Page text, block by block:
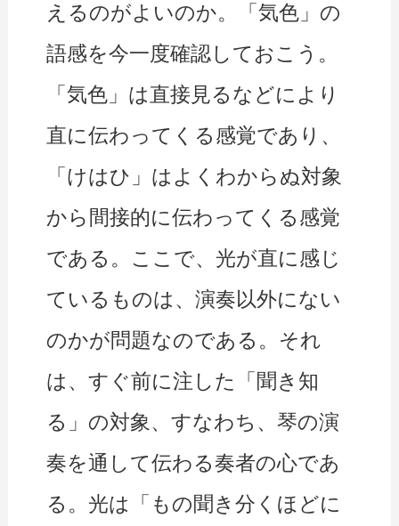
えるのがよいのか。「気色」の
語感を今一度確認しておこう。
「気色」は直接見るなどにより
直に伝わってくる感覚であり、
「けはひ」はよくわからぬ対象
から間接的に伝わってくる感覚
である。ここで、光が直に感じ
ているものは、演奏以外にない
のかが問題なのである。それ
は、すぐ前に注した「聞き知
る」の対象、すなわち、琴の演
奏を通して伝わる奏者の心であ
る。光は「もの聞き分くほどに